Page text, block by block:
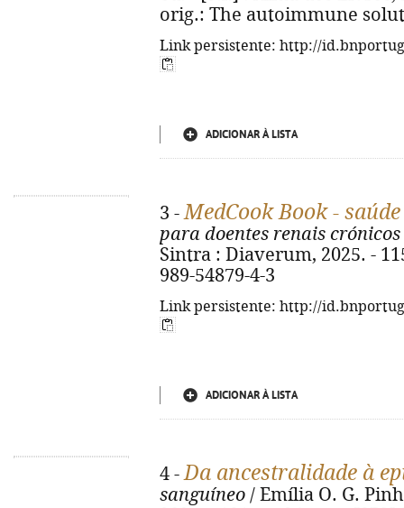
orig.: The autoimmune
Link persistente: http://
ADICIONAR À LISTA
3 -MedCook Book -
para doentes renais crónicos
Sintra : Diaverum, 2025. -
989-54879-4-3
Link persistente: http://
ADICIONAR À LISTA
4 -Da ancestralidade à
sanguíneo / Emília O. G.